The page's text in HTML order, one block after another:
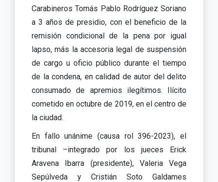
Carabineros Tomás Pablo Rodríguez Soriano
a 3 años de presidio, con el beneficio de la
remisión condicional de la pena por igual
lapso, más la accesoria legal de suspensión
de cargo u oficio público durante el tiempo
de la condena, en calidad de autor del delito
consumado de apremios ilegítimos. Ilícito
cometido en octubre de 2019, en el centro de
la ciudad.
En fallo unánime (causa rol 396-2023), el
tribunal –integrado por los jueces Erick
Aravena Ibarra (presidente), Valeria Vega
Sepúlveda y Cristián Soto Galdames